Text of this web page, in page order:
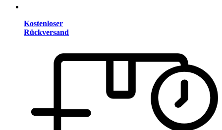
Kostenloser
Rückversand